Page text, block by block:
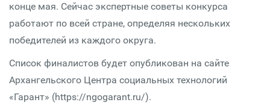
конце мая. Сейчас экспертные советы конкурса
работают по всей стране, определяя нескольких
победителей из каждого округа.
Список финалистов будет опубликован на сайте
Архангельского Центра социальных технологий
«Гарант» (https://ngogarant.ru/).